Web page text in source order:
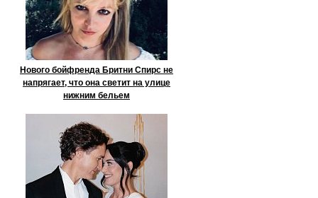
Нового бойфренда Бритни Спирс не
напрягает, что она светит на улице
нижним бельем